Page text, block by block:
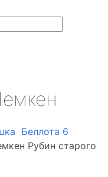
Беллота 6
Рубин старого